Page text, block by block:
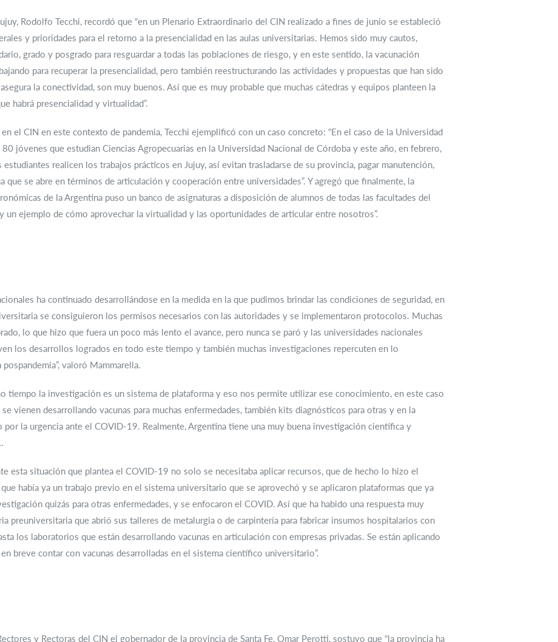
Rodolfo Tecchi, recordó que “en un Plenario Extraordinario del CIN realizado a fines de junio se estableció
y prioridades para el retorno a la presencialidad en las aulas universitarias. Hemos sido muy cautos,
grado y posgrado para resguardar a todas las poblaciones de riesgo, y en este sentido, la vacunación
para recuperar la presencialidad, pero también reestructurando las actividades y propuestas que han sido
la conectividad, son muy buenos. Así que es muy probable que muchas cátedras y equipos planteen la
habrá presencialidad y virtualidad”.
el CIN en este contexto de pandemia, Tecchi ejemplificó con un caso concreto: “En el caso de la Universidad
jóvenes que estudian Ciencias Agropecuarias en la Universidad Nacional de Córdoba y este año, en febrero,
realicen los trabajos prácticos en Jujuy, así evitan trasladarse de su provincia, pagar manutención,
que se abre en términos de articulación y cooperación entre universidades”. Y agregó que finalmente, la
de la Argentina puso un banco de asignaturas a disposición de alumnos de todas las facultades del
un ejemplo de cómo aprovechar la virtualidad y las oportunidades de articular entre nosotros”.
ha continuado desarrollándose en la medida en la que pudimos brindar las condiciones de seguridad, en
se consiguieron los permisos necesarios con las autoridades y se implementaron protocolos. Muchas
lo que hizo que fuera un poco más lento el avance, pero nunca se paró y las universidades nacionales
los desarrollos logrados en todo este tiempo y también muchas investigaciones repercuten en lo
valoró Mammarella.
tiempo la investigación es un sistema de plataforma y eso nos permite utilizar ese conocimiento, en este caso
vienen desarrollando vacunas para muchas enfermedades, también kits diagnósticos para otras y en la
la urgencia ante el COVID-19. Realmente, Argentina tiene una muy buena investigación científica y
esta situación que plantea el COVID-19 no solo se necesitaba aplicar recursos, que de hecho lo hizo el
había ya un trabajo previo en el sistema universitario que se aprovechó y se aplicaron plataformas que ya
quizás para otras enfermedades, y se enfocaron el COVID. Así que ha habido una respuesta muy
preuniversitaria que abrió sus talleres de metalurgia o de carpintería para fabricar insumos hospitalarios con
los laboratorios que están desarrollando vacunas en articulación con empresas privadas. Se están aplicando
breve contar con vacunas desarrolladas en el sistema científico universitario”.
y Rectoras del CIN el gobernador de la provincia de Santa Fe, Omar Perotti, sostuvo que “la provincia ha